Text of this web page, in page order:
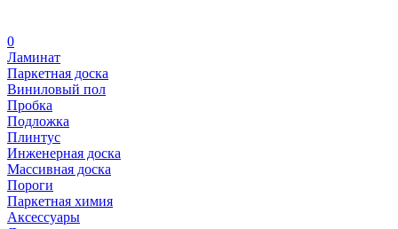
0
Ламинат
Паркетная доска
Виниловый пол
Пробка
Подложка
Плинтус
Инженерная доска
Массивная доска
Пороги
Паркетная химия
Аксессуары